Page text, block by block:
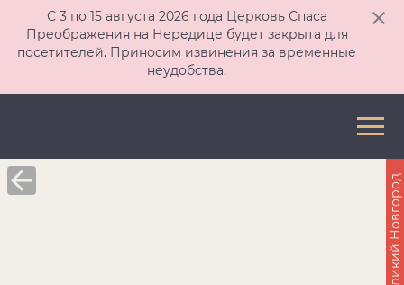
С 3 по 15 августа 2026 года Церковь Спаса
Преображения на Нередице будет закрыта для
посетителей. Приносим извинения за временные
неудобства.
Великий Новгород